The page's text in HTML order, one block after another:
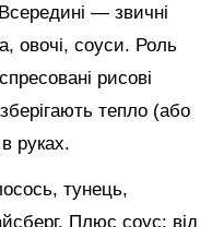
— звичні
овочі, соуси. Роль
рисові
тепло (або
руках.
тунець,
Плюс соус: від